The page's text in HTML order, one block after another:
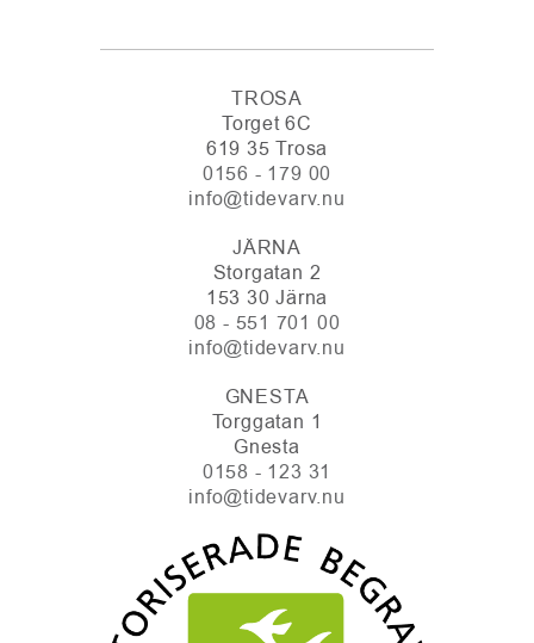
TROSA
Torget 6C
619 35 Trosa
0156 - 179 00
info@tidevarv.nu
JÄRNA
Storgatan 2
153 30 Järna
08 - 551 701 00
info@tidevarv.nu
GNESTA
Torggatan 1
Gnesta
0158 - 123 31
info@tidevarv.nu